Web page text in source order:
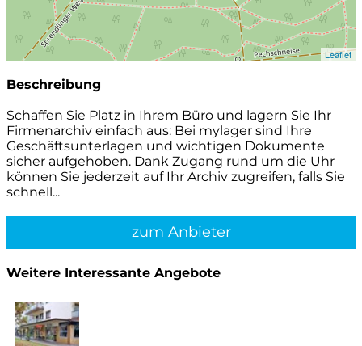
Leaflet
Beschreibung
Schaffen Sie Platz in Ihrem Büro und lagern Sie Ihr
Firmenarchiv einfach aus: Bei mylager sind Ihre
Geschäftsunterlagen und wichtigen Dokumente
sicher aufgehoben. Dank Zugang rund um die Uhr
können Sie jederzeit auf Ihr Archiv zugreifen, falls Sie
schnell...
zum Anbieter
Weitere Interessante Angebote